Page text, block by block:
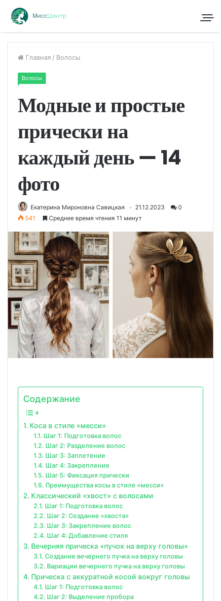
Главная / Волосы
Волосы
Модные и простые
прически на
каждый день — 14
фото
Екатерина Мироновна Савицкая 21.12.2023
0
541
Среднее время чтения 11 минут
Содержание
Коса в стиле «месси»
Шаг 1: Подготовка волос
Шаг 2: Разделение волос
Шаг 3: Заплетение
Шаг 4: Закрепление
Шаг 5: Фиксация прически
Преимущества косы в стиле «месси»
Классический «хвост» с волосами
Шаг 1: Подготовка волос
Шаг 2: Создание «хвоста»
Шаг 3: Закрепление волос
Шаг 4: Добавление стиля
Вечерняя прическа «пучок на верху головы»
Создание вечернего пучка на верху головы
Вариации вечернего пучка на верху головы
Прическа с аккуратной косой вокруг головы
Шаг 1: Подготовка волос
Шаг 2: Выделение пробора